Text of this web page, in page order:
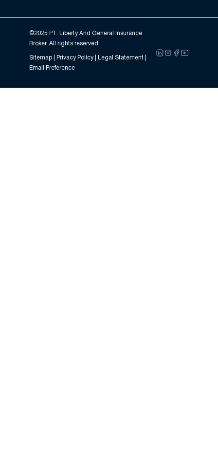
©2025 PT. Liberty And General Insurance
Broker. All rights reserved.
Sitemap | Privacy Policy | Legal Statement |
Email Preference